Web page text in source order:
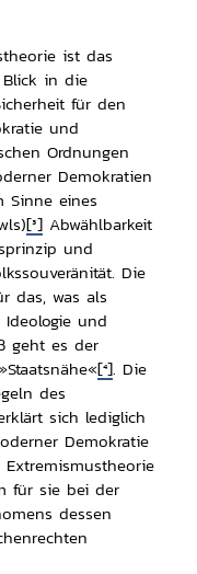
ist das
in die
für den
und
Ordnungen
Demokratien
Sinne eines
[3]Abwählbarkeit
und
Die
das, was als
und
geht es der
[4]. Die
des
sich lediglich
Demokratie
für sie bei der
dessen